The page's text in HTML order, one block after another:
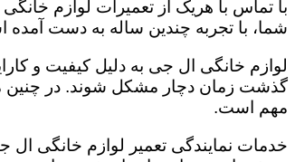
با تماس با هریک از تعمیرات لوازم
شما، با تجربه چندین ساله به دست
لوازم خانگی ال جی به دلیل کیفیت و
گذشت زمان دچار مشکل شوند. در چنین
مهم است.
خدمات نمایندگی تعمیر لوازم خانگی ال